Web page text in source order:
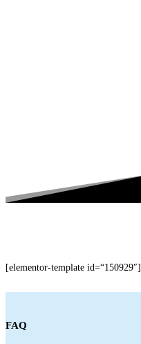
[elementor-template id=“150929″]
FAQ